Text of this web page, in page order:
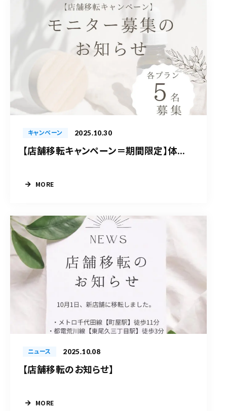
キャンペーン 2025.10.30
【店舗移転キャンペーン＝期間限定】体...
MORE
ニュース 2025.10.08
【店舗移転のお知らせ】
MORE